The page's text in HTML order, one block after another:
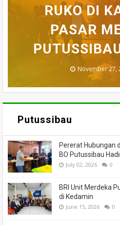
HILANG
MEMANCING
July 05,
RUKO DI
PASAR
November 27,
PEDULI
BADAU
March 26,
BELASAN
DI
March 13,
SETELAH
February 18,
Putussibau
Pererat Hubungan
BO Putussibau
July 02, 2026 0
BRI Unit Merdeka
di Kedamin
June 15, 2026 0